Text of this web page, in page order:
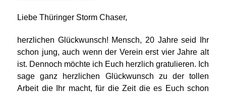
Liebe Thüringer Storm Chaser,
herzlichen Glückwunsch! Mensch, 20 Jahre seid Ihr
schon jung, auch wenn der Verein erst vier Jahre alt
ist. Dennoch möchte ich Euch herzlich gratulieren. Ich
sage ganz herzlichen Glückwunsch zu der tollen
Arbeit die Ihr macht, für die Zeit die es Euch schon